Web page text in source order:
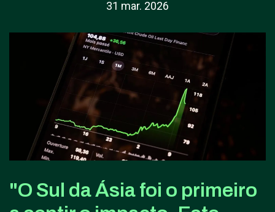
31 mar. 2026
"O Sul da Ásia foi o primeiro